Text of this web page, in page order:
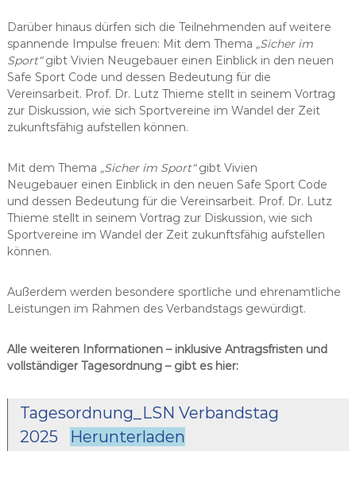
Darüber hinaus dürfen sich die Teilnehmenden auf weitere
spannende Impulse freuen: Mit dem Thema „Sicher im
Sport“gibt Vivien Neugebauer einen Einblick in den neuen
Safe Sport Code und dessen Bedeutung für die
Vereinsarbeit. Prof. Dr. Lutz Thieme stellt in seinem Vortrag
zur Diskussion, wie sich Sportvereine im Wandel der Zeit
zukunftsfähig aufstellen können.
Mit dem Thema „Sicher im Sport“gibt Vivien
Neugebauer einen Einblick in den neuen Safe Sport Code
und dessen Bedeutung für die Vereinsarbeit. Prof. Dr. Lutz
Thieme stellt in seinem Vortrag zur Diskussion, wie sich
Sportvereine im Wandel der Zeit zukunftsfähig aufstellen
können.
Außerdem werden besondere sportliche und ehrenamtliche
Leistungen im Rahmen des Verbandstags gewürdigt.
Alle weiteren Informationen – inklusive Antragsfristen und
vollständiger Tagesordnung – gibt es hier:
Tagesordnung_LSN Verbandstag
2025
Herunterladen